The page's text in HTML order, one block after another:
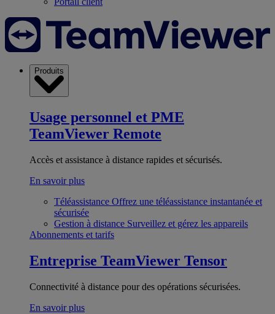
Produits
Usage personnel et PME
TeamViewer Remote
Accès et assistance à distance rapides et sécurisés.
En savoir plus
Téléassistance Offrez une téléassistance instantanée et
sécurisée
Gestion à distance Surveillez et gérez les appareils
Abonnements et tarifs
Entreprise TeamViewer Tensor
Connectivité à distance pour des opérations sécurisées.
En savoir plus